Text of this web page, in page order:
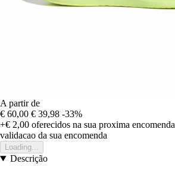
A partir de
€ 60,00 € 39,98 -33%
+€ 2,00 oferecidos na sua proxima encomenda
validacao da sua encomenda
Loading...
Descrição